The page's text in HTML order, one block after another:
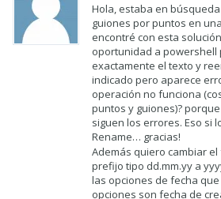
Hola, estaba en
guiones por puntos en
encontré con esta
oportunidad a powershell
exactamente el texto y
indicado pero aparece
operación no funciona
puntos y guiones)?
siguen los errores. Eso si
Rename… gracias!
Además quiero cambiar
prefijo tipo dd.mm.yy a
las opciones de fecha
opciones son fecha de